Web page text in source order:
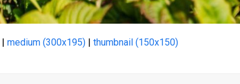
|medium (300x195) |thumbnail (150x150)